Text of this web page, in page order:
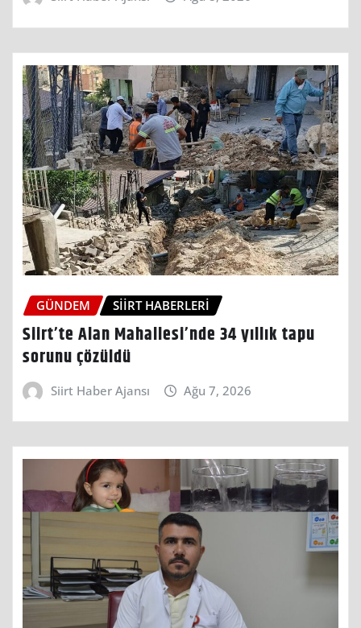
GÜNDEM SIIRT HABERLERI
Siirt’te Alan Mahallesi’nde 34 yıllık tapu
sorunu çözüldü
Siirt Haber Ajansı Ağu 7, 2026